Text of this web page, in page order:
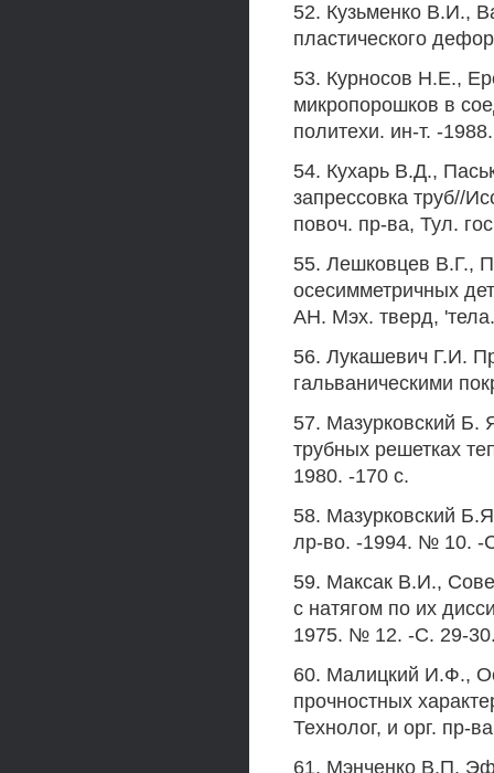
52. Кузьменко В.И.,
пластического
53. Курносов Н.Е.,
микропорошков в
политехи. ин-т. -
54. Кухарь В.Д.,
запрессовка труб//
повоч. пр-ва, Тул.
55. Лешковцев В.Г.,
осесимметричных
АН. Мэх. тверд,
56. Лукашевич Г.И.
гальваническими
57. Мазурковский Б.
трубных решетках
1980. -170 с.
58. Мазурковский
лр-во. -1994. № 10. -
59. Максак В.И.,
с натягом по их
1975. № 12. -С. 29-
60. Малицкий И.Ф.,
прочностных
Технолог, и орг. пр-
61. Мэнченко В.П.